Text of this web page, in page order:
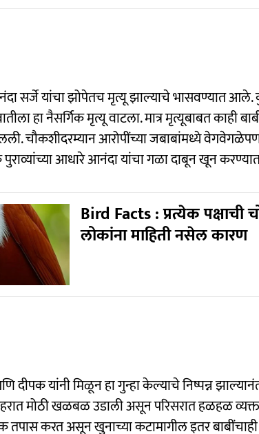
सर्जे यांचा झोपेतच मृत्यू झाल्याचे भासवण्यात
हा नैसर्गिक मृत्यू वाटला. मात्र मृत्यूबाबत काही
चौकशीदरम्यान आरोपींच्या जबाबांमध्ये
पुराव्यांच्या आधारे आनंदा यांचा गळा दाबून खून
Bird Facts : प्रत्येक
लोकांना माहिती नसेल कारण
दीपक यांनी मिळून हा गुन्हा केल्याचे निष्पन्न
मोठी खळबळ उडाली असून परिसरात हळहळ
तपास करत असून खुनाच्या कटामागील इतर